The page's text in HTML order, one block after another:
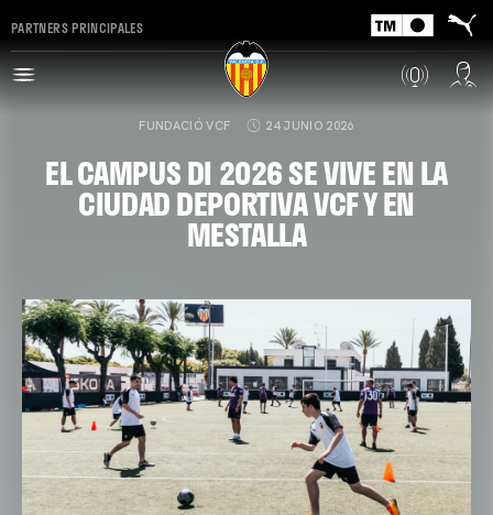
PARTNERS PRINCIPALES
FUNDACIÓ VCF 24 JUNIO 2026
EL CAMPUS DI 2026 SE VIVE EN LA
CIUDAD DEPORTIVA VCF Y EN
MESTALLA